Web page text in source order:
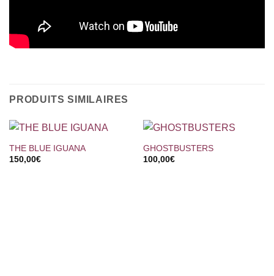
PRODUITS SIMILAIRES
THE BLUE IGUANA
150,00€
GHOSTBUSTERS
100,00€